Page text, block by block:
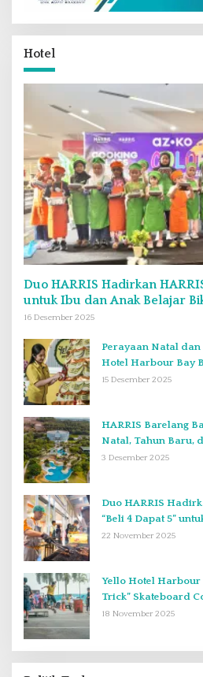
Hotel
Duo HARRIS Hadirkan
untuk Ibu dan Anak Belajar
Kimbab
16 Desember 2025
Perayaan Natal
Hotel Harbour Bay
15 Desember 2025
HARRIS Barelang
Natal, Tahun Baru,
Terlupakan di
3 Desember 2025
Duo HARRIS
“Beli 4 Dapat 5”
22 November 2025
Yello Hotel Harbour
Trick” Skateboard
Perayaan
18 November 2025